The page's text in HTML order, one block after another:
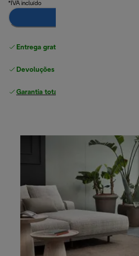
*IVA incluído
Entrega gratuita padrão
Devoluções gratuitas
Garantia total